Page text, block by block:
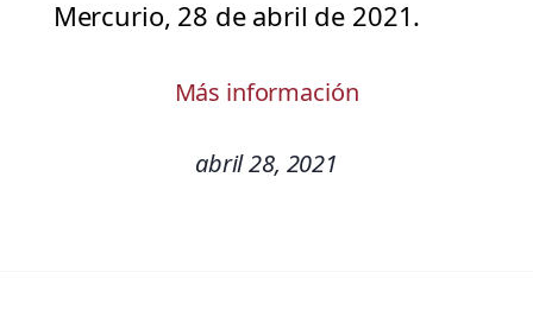
Mercurio, 28 de abril de 2021.
Más información
abril 28, 2021